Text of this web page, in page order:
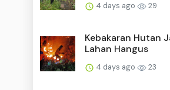
4 days ago 29
Kebakaran Hutan
Lahan Hangus
4 days ago 23